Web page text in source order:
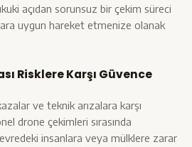
açıdan sorunsuz bir çekim süreci
uygun hareket etmenize olanak
Risklere Karşı Güvence
ve teknik arızalara karşı
drone çekimleri sırasında
insanlara veya mülklere zarar